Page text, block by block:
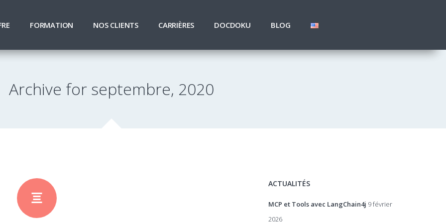
FORMATION NOS CLIENTS CARRIÈRES DOCDOKU BLOG
Archive for septembre, 2020
ACTUALITÉS
MCP et Tools avec LangChain4j 9 février
2026